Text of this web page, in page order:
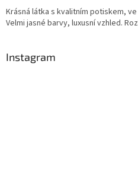
Krásná látka s kvalitním potiskem,
Velmi jasné barvy, luxusní vzhled.
Instagram